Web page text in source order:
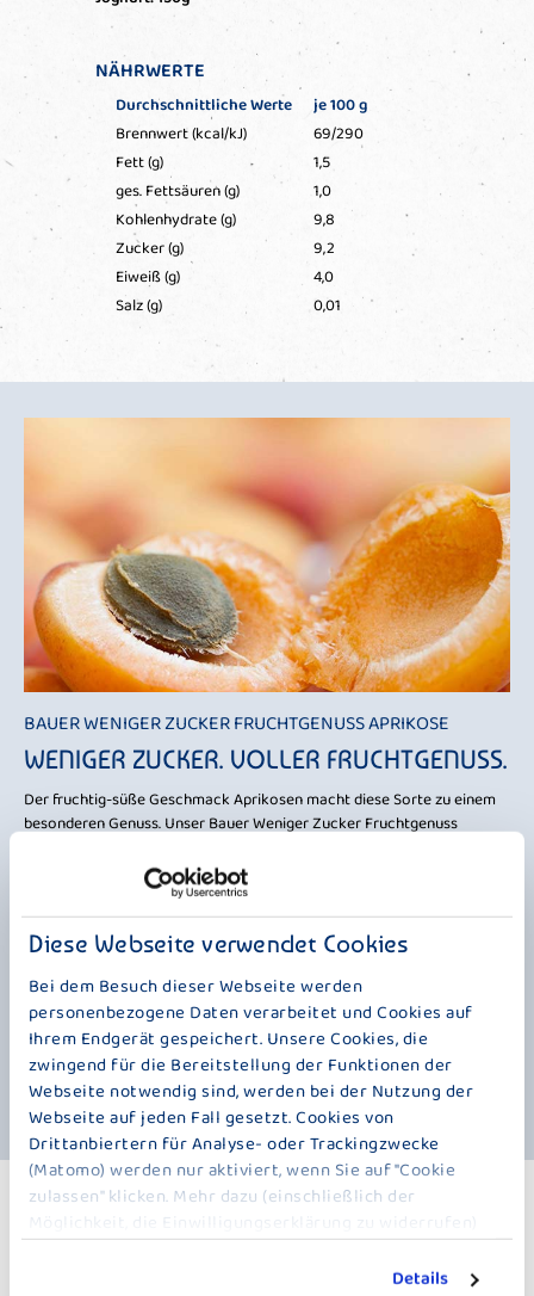
Diese Webseite verwendet Cookies
Bei dem Besuch dieser Webseite werden
personenbezogene Daten verarbeitet und Cookies auf
Ihrem Endgerät gespeichert. Unsere Cookies, die
zwingend für die Bereitstellung der Funktionen der
Webseite notwendig sind, werden bei der Nutzung der
Webseite auf jeden Fall gesetzt. Cookies von
Drittanbiertern für Analyse- oder Trackingzwecke
(Matomo) werden nur aktiviert, wenn Sie auf "Cookie
zulassen" klicken. Mehr dazu (einschließlich der
Möglichkeit, die Einwilligungserklärung zu widerrufen)
erfahren Sie in unsererDatenschutzerklärung.
Details
NÄHRWERTE
Durchschnittliche Werte
je 100 g
Brennwert (kcal/kJ)
69/290
Fett (g)
1,5
ges. Fettsäuren (g)
1,0
Kohlenhydrate (g)
9,8
Zucker (g)
9,2
Eiweiß (g)
4,0
Salz (g)
0,01
BAUER WENIGER ZUCKER FRUCHTGENUSS APRIKOSE
WENIGER ZUCKER. VOLLER FRUCHTGENUSS.
Der fruchtig-süße Geschmack Aprikosen macht diese Sorte zu einem
besonderen Genuss. Unser Bauer Weniger Zucker Fruchtgenuss
Note der Aprikose – und das bei weniger Zucker.
Die Aprikose begeistert mit ihrem milden, fruchtigen Geschmack, der
an warme Sommertage erinnert. So entsteht ein ausgewogener
Joghurtgenuss für alle, die bewusst genießen möchten, ohne auf
Geschmack zu verzichten.
Natürlich verzichten wir dabei auf Gelatine und Konservierungsstoffe.
Ob als Frühstück, kleine Auszeit zwischendurch oder fruchtiger Snack –
Bauer Weniger Zucker Fruchtgenuss Aprikose sorgt bei jedem Löffel
für cremig-fruchtigen Genuss.
WEITERE PRODUKTE
WENIGER ZUCKER – 150 G